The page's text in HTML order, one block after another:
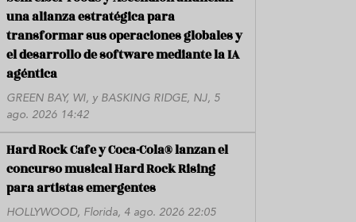
una alianza estratégica para
transformar sus operaciones globales y
el desarrollo de software mediante la IA
agéntica
GREEN BAY, WI, y BASKING RIDGE, NJ, 5
ago. 2026 14:42
Hard Rock Cafe y Coca-Cola® lanzan el
concurso musical Hard Rock Rising
para artistas emergentes
HOLLYWOOD, Florida, 4 ago. 2026 22:05